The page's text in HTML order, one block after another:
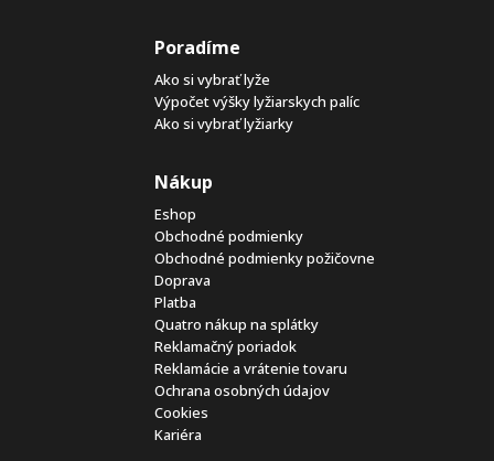
Poradíme
Ako si vybrať lyže
Výpočet výšky lyžiarskych palíc
Ako si vybrať lyžiarky
Nákup
Eshop
Obchodné podmienky
Obchodné podmienky požičovne
Doprava
Platba
Quatro nákup na splátky
Reklamačný poriadok
Reklamácie a vrátenie tovaru
Ochrana osobných údajov
Cookies
Kariéra